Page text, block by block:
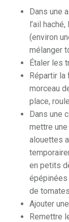
Dans une
l’ail
(environ
mélanger
Étaler les
Répartir la
morceau
place,
Dans une
mettre
alouettes
en petits
épépinées
de
Ajouter
Remettre